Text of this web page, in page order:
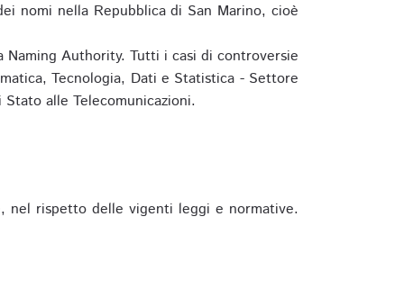
nomi nella Repubblica di San Marino, cioè
Authority. Tutti i casi di controversie
Tecnologia, Dati e Statistica - Settore
alle Telecomunicazioni.
nel rispetto delle vigenti leggi e normative.